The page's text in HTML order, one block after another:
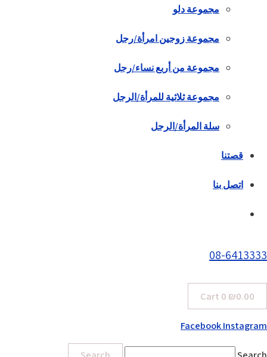
مجموعة دلو
مجموعة زوجين امرأة/رجل
مجموعة من أربع نساء/رجل
مجموعة ثلاثية للمرأة/الرجل
سلة المرأة/الرجل
قصتنا
اتصل بنا
08-6413333
₪0.00
0
Cart
FacebookInstagram